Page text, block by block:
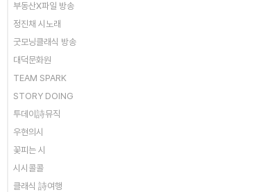
부동산X파일 방송
정진채 시노래
굿모닝클래식 방송
대덕문화원
TEAM SPARK
STORY DOING
투데이詩뮤직
우현의시
꽃피는 시
시시콜콜
클래식 詩여행